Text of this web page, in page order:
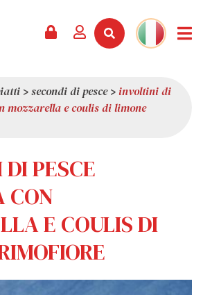
>secondi di pesce> involtini di
mozzarella e coulis di limone
PESCE
CON
E COULIS DI